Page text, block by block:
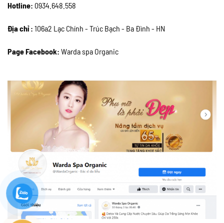
Hotline: 0934.648.558
Địa chỉ : 106a2 Lạc Chính - Trúc Bạch - Ba Đình - HN
Page Facebook: Warda spa Organic